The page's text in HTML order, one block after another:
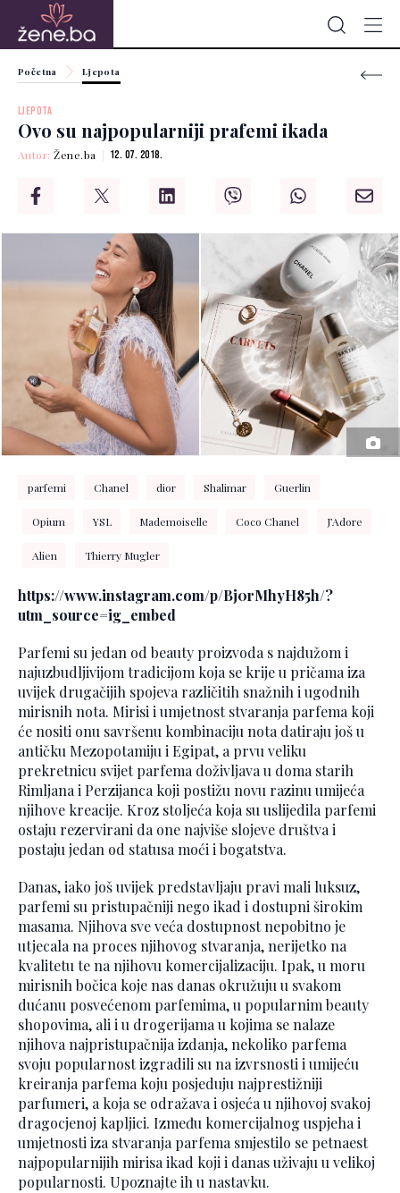
Početna Ljepota
LJEPOTA
Ovo su najpopularniji prafemi ikada
Autor:Žene.ba 12. 07. 2018.
parfemi Chanel dior Shalimar Guerlin
Opium YSL Mademoiselle Coco Chanel J’Adore
Alien Thierry Mugler
https://www.instagram.com/p/Bj0rMhyH85h/?
utm_source=ig_embed
Parfemi su jedan od beauty proizvoda s najdužom i
najuzbudljivijom tradicijom koja se krije u pričama iza
uvijek drugačijih spojeva različitih snažnih i ugodnih
mirisnih nota. Mirisi i umjetnost stvaranja parfema koji
će nositi onu savršenu kombinaciju nota datiraju još u
antičku Mezopotamiju i Egipat, a prvu veliku
prekretnicu svijet parfema doživljava u doma starih
Rimljana i Perzijanca koji postižu novu razinu umijeća
njihove kreacije. Kroz stoljeća koja su uslijedila parfemi
ostaju rezervirani da one najviše slojeve društva i
postaju jedan od statusa moći i bogatstva.
Danas, iako još uvijek predstavljaju pravi mali luksuz,
parfemi su pristupačniji nego ikad i dostupni širokim
masama. Njihova sve veća dostupnost nepobitno je
utjecala na proces njihovog stvaranja, nerijetko na
kvalitetu te na njihovu komercijalizaciju. Ipak, u moru
mirisnih bočica koje nas danas okružuju u svakom
dućanu posvećenom parfemima, u popularnim beauty
shopovima, ali i u drogerijama u kojima se nalaze
njihova najpristupačnija izdanja, nekoliko parfema
svoju popularnost izgradili su na izvrsnosti i umijeću
kreiranja parfema koju posjeduju najprestižniji
parfumeri, a koja se odražava i osjeća u njihovoj svakoj
dragocjenoj kapljici. Između komercijalnog uspjeha i
umjetnosti iza stvaranja parfema smjestilo se petnaest
najpopularnijih mirisa ikad koji i danas uživaju u velikoj
popularnosti. Upoznajte ih u nastavku.